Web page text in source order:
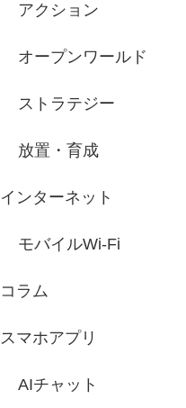
アクション
オープンワールド
ストラテジー
放置・育成
インターネット
モバイルWi-Fi
コラム
スマホアプリ
AIチャット